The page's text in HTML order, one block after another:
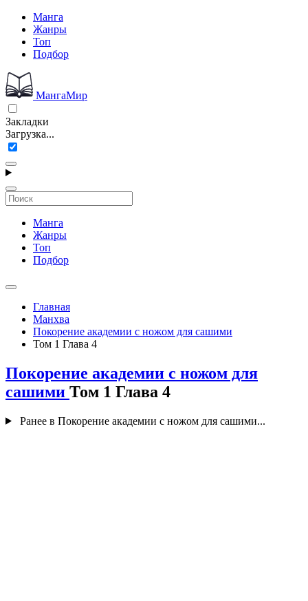
Манга
Жанры
Топ
Подбор
МангаМир
Закладки
Загрузка...
Манга
Жанры
Топ
Подбор
Главная
Манхва
Покорение академии с ножом для сашими
Том 1 Глава 4
Покорение академии с ножом для
сашими Том 1 Глава 4
Ранее в Покорение академии с ножом для сашими...